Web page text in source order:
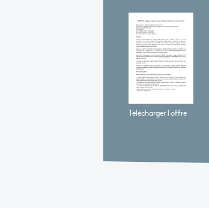
Télécharger l'offre